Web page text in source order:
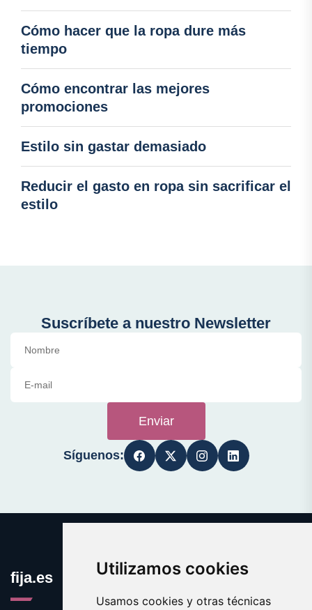
Utilizamos cookies
Usamos cookies y otras técnicas
Cómo hacer que la ropa dure más
tiempo
Cómo encontrar las mejores
promociones
Estilo sin gastar demasiado
Reducir el gasto en ropa sin sacrificar el
estilo
Suscríbete a nuestro Newsletter
Enviar
Síguenos:
fija.es